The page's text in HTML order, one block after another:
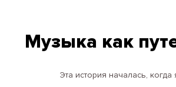
Музыка как
Эта история началась,